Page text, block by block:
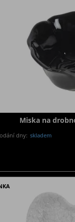
Miska na
dny: skladem